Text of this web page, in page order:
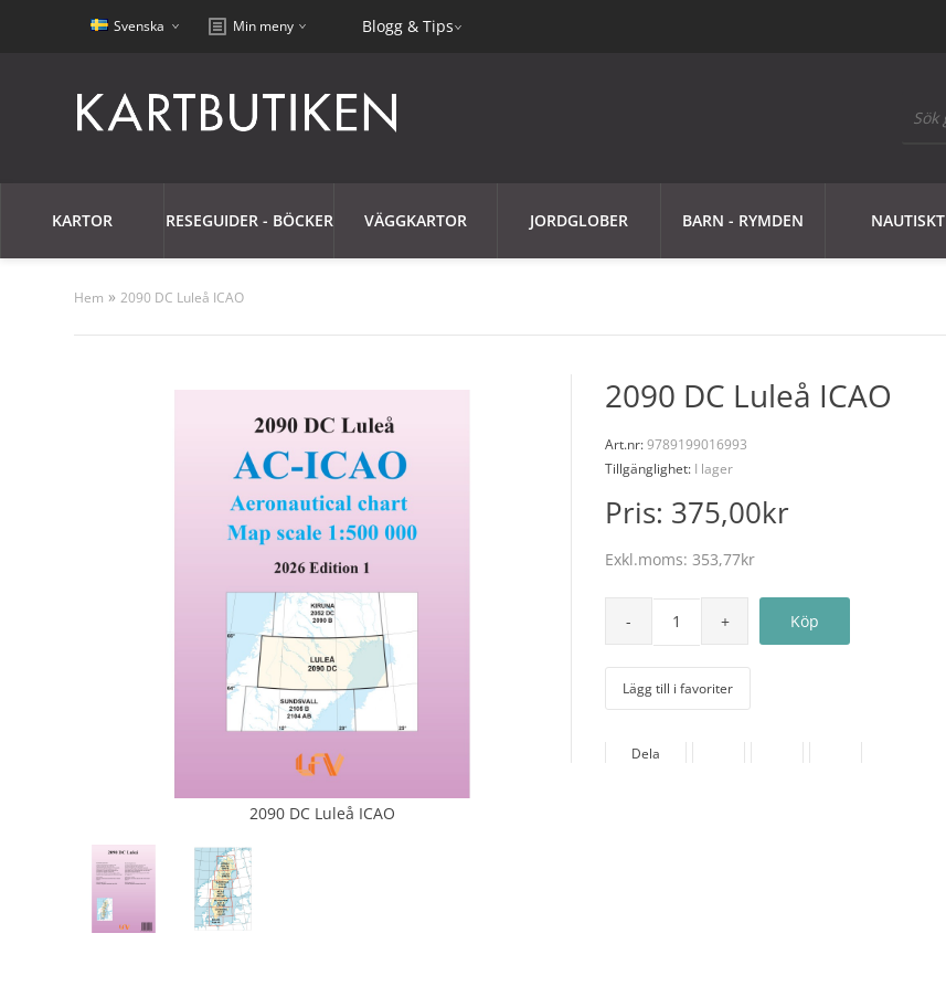
Svenska Min meny Blogg & Tips
KARTOR RESEGUIDER - BÖCKER VÄGGKARTOR JORDGLOBER BARN - RYMDEN NAUTISKT
Hem »2090 DC Luleå ICAO
2090 DC Luleå ICAO
2090 DC Luleå ICAO
Art.nr:9789199016993
Tillgänglighet: I lager
Pris: 375,00kr
Exkl.moms:353,77kr
Lägg till i favoriter
Dela